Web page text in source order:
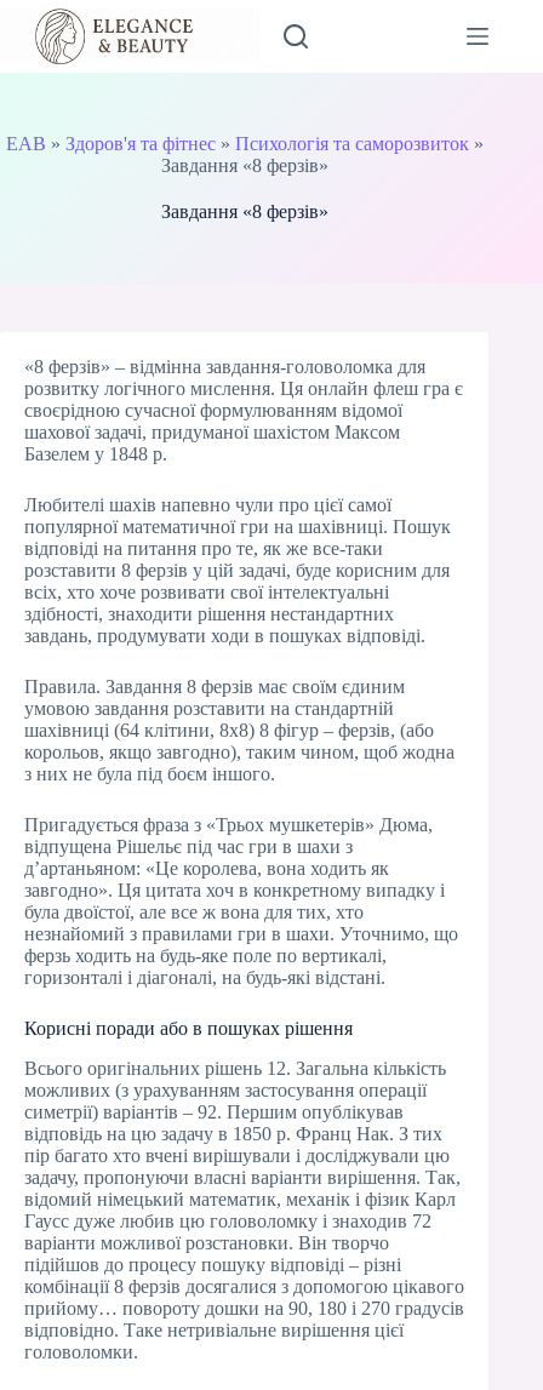
Перейти
вмісту
EAB » Здоров'я та фітнес» Психологія та саморозвиток»
Завдання «8 ферзів»
Завдання «8 ферзів»
«8 ферзів» – відмінна завдання-головоломка для
розвитку логічного мислення. Ця онлайн флеш гра є
своєрідною сучасної формулюванням відомої
шахової задачі, придуманої шахістом Максом
Базелем у 1848 р.
Любителі шахів напевно чули про цієї самої
популярної математичної гри на шахівниці. Пошук
відповіді на питання про те, як же все-таки
розставити 8 ферзів у цій задачі, буде корисним для
всіх, хто хоче розвивати свої інтелектуальні
здібності, знаходити рішення нестандартних
завдань, продумувати ходи в пошуках відповіді.
Правила. Завдання 8 ферзів має своїм єдиним
умовою завдання розставити на стандартній
шахівниці (64 клітини, 8х8) 8 фігур – ферзів, (або
корольов, якщо завгодно), таким чином, щоб жодна
з них не була під боєм іншого.
Пригадується фраза з «Трьох мушкетерів» Дюма,
відпущена Рішельє під час гри в шахи з
д’артаньяном: «Це королева, вона ходить як
завгодно». Ця цитата хоч в конкретному випадку і
була двоїстої, але все ж вона для тих, хто
незнайомий з правилами гри в шахи. Уточнимо, що
ферзь ходить на будь-яке поле по вертикалі,
горизонталі і діагоналі, на будь-які відстані.
Корисні поради або в пошуках рішення
Всього оригінальних рішень 12. Загальна кількість
можливих (з урахуванням застосування операції
симетрії) варіантів – 92. Першим опублікував
відповідь на цю задачу в 1850 р. Франц Нак. З тих
пір багато хто вчені вирішували і досліджували цю
задачу, пропонуючи власні варіанти вирішення. Так,
відомий німецький математик, механік і фізик Карл
Гаусс дуже любив цю головоломку і знаходив 72
варіанти можливої розстановки. Він творчо
підійшов до процесу пошуку відповіді – різні
комбінації 8 ферзів досягалися з допомогою цікавого
прийому… повороту дошки на 90, 180 і 270 градусів
відповідно. Таке нетривіальне вирішення цієї
головоломки.